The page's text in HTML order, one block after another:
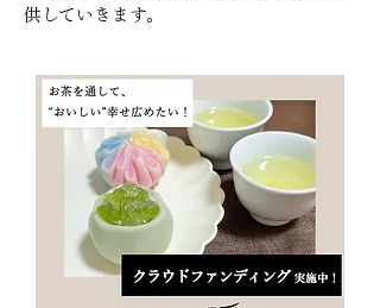
供していきます。